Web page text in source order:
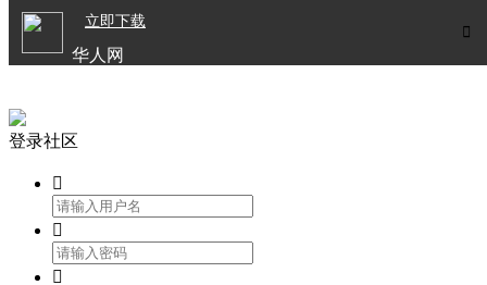

立即下载
华人网
登录社区


